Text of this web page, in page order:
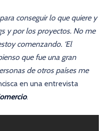
conseguir lo que quiere y
y por los proyectos. No me
comenzando. ‘El
que fue una gran
de otros países me
en una entrevista
.